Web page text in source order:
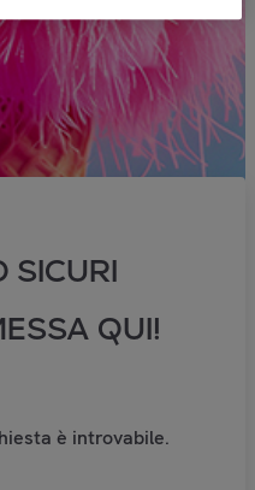
SICURI
QUI!
è introvabile.